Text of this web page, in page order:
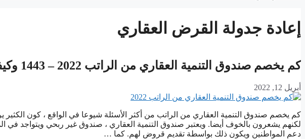
إعادة جدولة القرض العقاري
كم يخصم صندوق التنمية العقاري من الراتب 2022 – 1443 وكيفية جدولة القرض
أبريل 12, 2022
كم يخصم صندوق التنمية العقاري من الراتب من أكثر الأسئلة شيوعا في الواقع ، كون
لكنهم يشعرون بالخوف أيضا. ويعتبر صندوق التنمية العقاري ، صندوق غير ربحي ويتواجد في
دعم المواطنين ويكون ذلك بواسطة تقديم قروض لهم. كما …